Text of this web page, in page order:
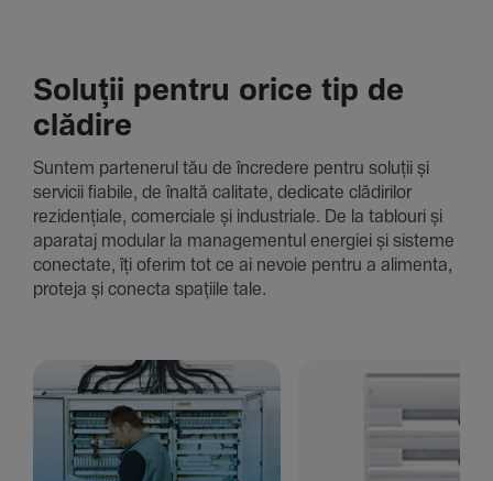
Soluții pentru orice tip de
clădire
Suntem parte­nerul tău de încre­dere pentru soluții și
servicii fiabile, de înaltă cali­tate, dedi­cate clădi­rilor
rezi­den­țiale, comer­ciale și indus­triale. De la tablouri și
aparataj modular la managementul energiei și sisteme
conec­tate, îți oferim tot ce ai nevoie pentru a alimenta,
proteja și conecta spațiile tale.